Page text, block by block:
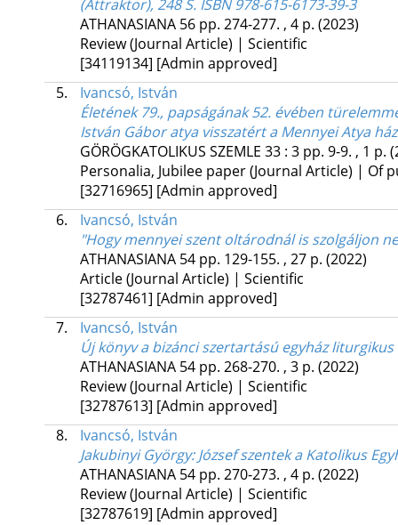
(Attraktor), 248 S. ISBN 978-615-6173-39-3
ATHANASIANA 56 pp. 274-277. , 4 p. (2023)
Review (Journal Article) | Scientific
[34119134] [Admin approved]
5.
Ivancsó, István
Életének 79., papságának 52. évében
István Gábor atya visszatért a Mennyei Atya
GÖRÖGKATOLIKUS SZEMLE 33: 3 pp. 9-9. , 1 p.
Personalia, Jubilee paper (Journal Article) | Of
[32716965] [Admin approved]
6.
Ivancsó, István
"Hogy mennyei szent oltárodnál is szolgáljon
ATHANASIANA 54 pp. 129-155. , 27 p. (2022)
Article (Journal Article) | Scientific
[32787461] [Admin approved]
7.
Ivancsó, István
Új könyv a bizánci szertartású egyház
ATHANASIANA 54 pp. 268-270. , 3 p. (2022)
Review (Journal Article) | Scientific
[32787613] [Admin approved]
8.
Ivancsó, István
Jakubinyi György: József szentek a Katolikus
ATHANASIANA 54 pp. 270-273. , 4 p. (2022)
Review (Journal Article) | Scientific
[32787619] [Admin approved]